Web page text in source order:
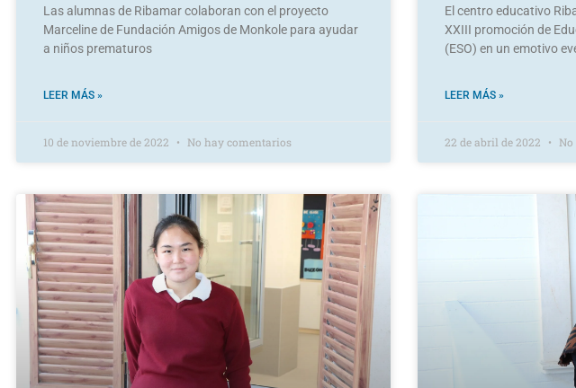
Las alumnas de Ribamar colaboran con el proyecto
Marceline de Fundación Amigos de Monkole para ayudar
a niños prematuros
LEER MÁS »
10 de noviembre de 2022 No hay comentarios
El centro educativo
XXIII promoción de
(ESO) en un emotivo
LEER MÁS »
22 de abril de 2022